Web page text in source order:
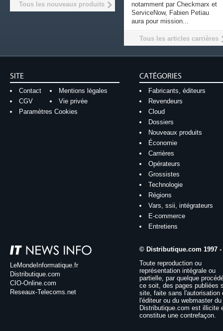
notamment par Checkmarx et
ServiceNow, Fabien Petiau
aura pour mission...
Tous les articles carrières
Tous les nouveaux produits
SITE
Contact
Mentions légales
CGV
Vie privée
Paramètres Cookies
CATÉGORIES
Fabricants, éditeurs
Revendeurs
Cloud
Dossiers
Nouveaux produits
Économie
Carrières
Opérateurs
Grossistes
Technologie
Régions
Vars, ssii, intégrateurs
E-commerce
Entretiens
LeMondeInformatique.fr
Distributique.com
CIO-Online.com
Reseaux-Telecoms.net
© Distributique.com 1997 -
Toute reproduction ou
représentation intégrale ou
partielle, par quelque
ce soit, des pages publiées
site, faite sans l'autorisation
l'éditeur ou du webmaster
Distributique.com est illicite
constitue une contrefaçon.